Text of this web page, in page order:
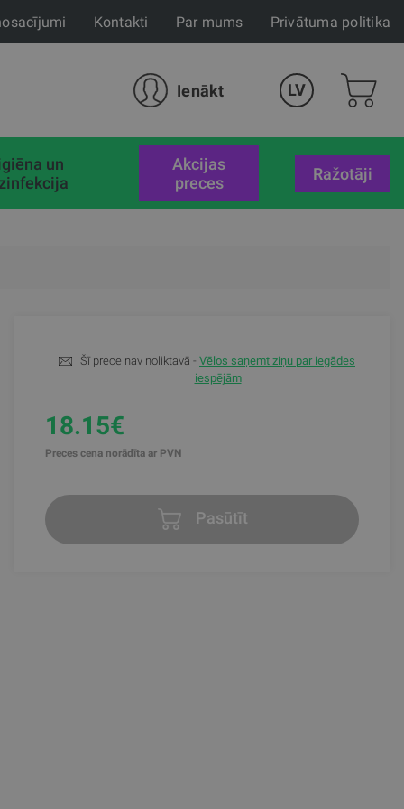
Kontakti Par mums Privātuma politika
Ienākt LV
un
akcijas
preces
Ražotāji
Šī prece nav noliktavā - Vēlos saņemt ziņu par iegādes
iespējām
18.15€
Preces cena norādīta ar PVN
Pasūtīt